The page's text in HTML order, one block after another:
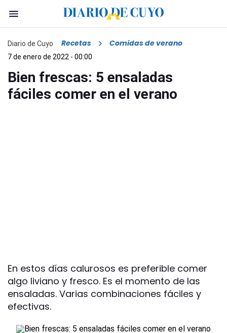
Diario de Cuyo Recetas Comidas de verano
7 de enero de 2022 - 00:00
Bien frescas: 5 ensaladas
fáciles comer en el verano
En estos días calurosos es preferible comer
algo liviano y fresco. Es el momento de las
ensaladas. Varias combinaciones fáciles y
efectivas.